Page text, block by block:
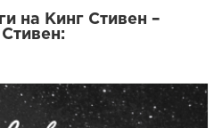
на Кинг Стивен –